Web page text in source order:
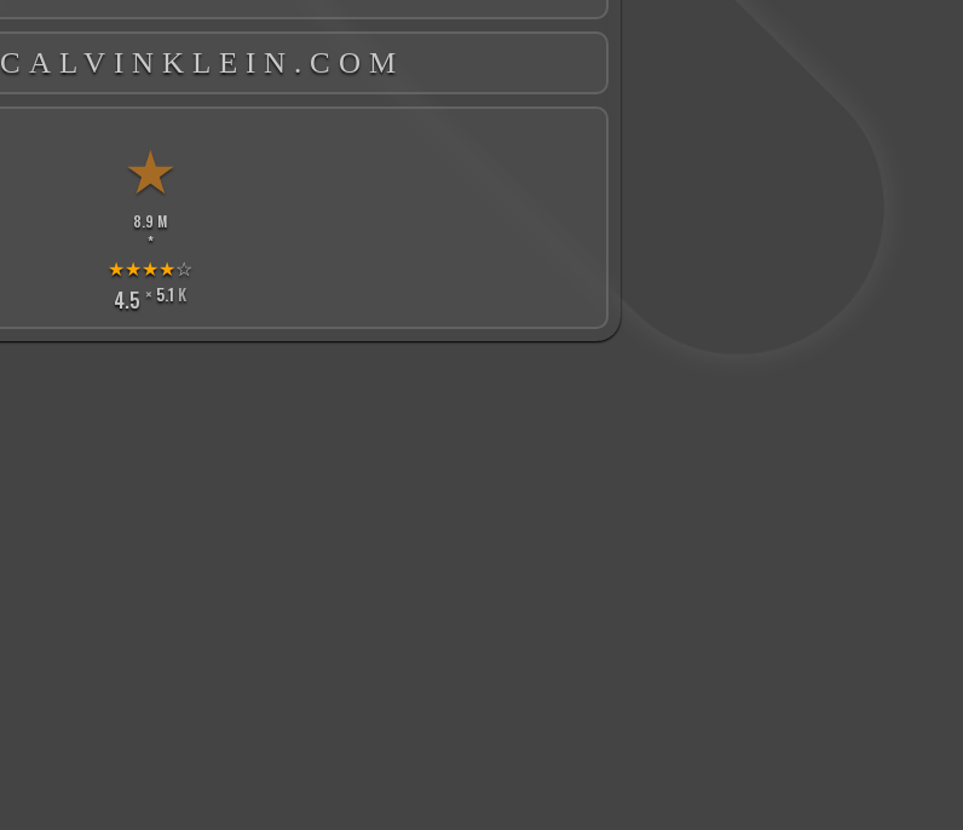
CALVINKLEIN.COM
★
8.9 M
*
★★★★☆
4.5 × 5.1 K